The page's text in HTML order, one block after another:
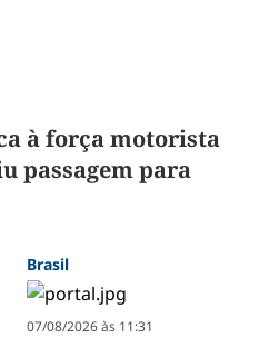
à força motorista
passagem para
Brasil
07/08/2026 às 11:31